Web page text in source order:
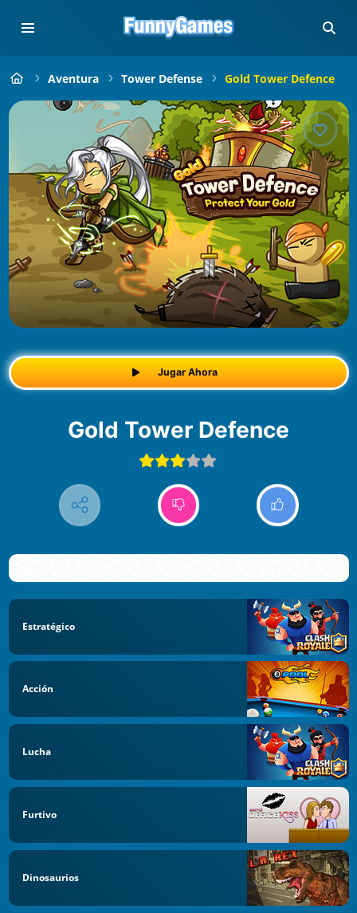
Aventura Tower Defense Gold Tower Defence
Jugar Ahora
Gold Tower Defence
Estratégico
Acción
Lucha
Furtivo
Dinosaurios